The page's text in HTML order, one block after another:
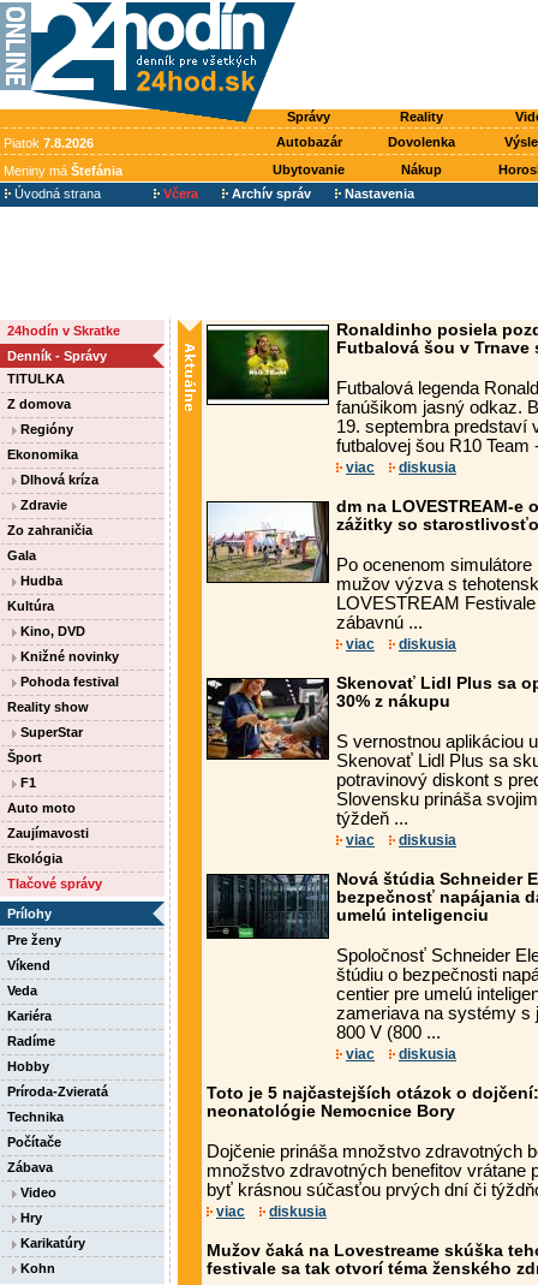
Správy Reality
Piatok 7.8.2026 Autobazár Dovolenka
Meniny má Štefánia Ubytovanie Nákup
Úvodná strana
Včera Archív správ Nastavenia
24hodín v Skratke
Denník - Správy
TITULKA
Z domova
Regióny
Ekonomika
Dlhová kríza
Zdravie
Zo zahraničia
Gala
Hudba
Kultúra
Kino, DVD
Knižné novinky
Pohoda festival
Reality show
SuperStar
Šport
F1
Auto moto
Zaujímavosti
Ekológia
Tlačové správy
Prílohy
Pre ženy
Víkend
Veda
Kariéra
Radíme
Hobby
Príroda-Zvieratá
Technika
Počítače
Zábava
Video
Hry
Karikatúry
Kohn
Ronaldinho posiela
Futbalová šou v
Futbalová legenda
fanúšikom jasný odkaz.
19. septembra predstaví
futbalovej šou R10
viac diskusia
dm na LOVESTREAM-
zážitky so
Po ocenenom
mužov výzva s
LOVESTREAM
zábavnú ...
viac diskusia
Skenovať Lidl Plus sa
30% z nákupu
S vernostnou aplikáciou
Skenovať Lidl Plus sa
potravinový diskont s
Slovensku prináša
týždeň ...
viac diskusia
Nová štúdia Schneider
bezpečnosť napájania
umelú inteligenciu
Spoločnosť Schneider
štúdiu o bezpečnosti
centier pre umelú
zameriava na systémy s
800 V (800 ...
viac diskusia
Toto je 5 najčastejších otázok o
neonatológie Nemocnice Bory
Dojčenie prináša množstvo zdravotných
množstvo zdravotných benefitov vrátane
byť krásnou súčasťou prvých dní či
viac diskusia
Mužov čaká na Lovestreame skúška
festivale sa tak otvorí téma ženského